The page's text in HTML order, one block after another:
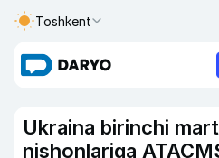
Toshkent
Ukraina birinchi
nishonlariga